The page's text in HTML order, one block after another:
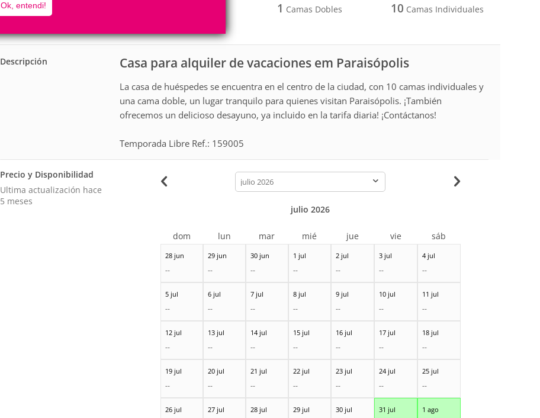
Ok, entendi!
12Personas 1 Camas Dobles 10 Camas Individuales
Casa para alquiler de vacaciones em Paraisópolis
Descripción
La casa de huéspedes se encuentra en el centro de la ciudad, con 10 camas individuales y
una cama doble, un lugar tranquilo para quienes visitan Paraisópolis. ¡También
ofrecemos un delicioso desayuno, ya incluido en la tarifa diaria! ¡Contáctanos!
Temporada Libre Ref.: 159005
Precio y Disponibilidad
Ultima actualización hace
5 meses
calendar-
month
28 jun
--
29 jun
--
30 jun
--
1 jul
--
2 jul
--
3 jul
--
4 jul
--
5 jul
--
6 jul
--
7 jul
--
8 jul
--
9 jul
--
10 jul
--
11 jul
--
12 jul
--
13 jul
--
14 jul
--
15 jul
--
16 jul
--
17 jul
--
18 jul
--
19 jul
--
20 jul
--
21 jul
--
22 jul
--
23 jul
--
24 jul
--
25 jul
--
26 jul 27 jul 28 jul 29 jul 30 jul 31 jul 1 ago
julio 2026
dom lun mar mié jue vie sáb